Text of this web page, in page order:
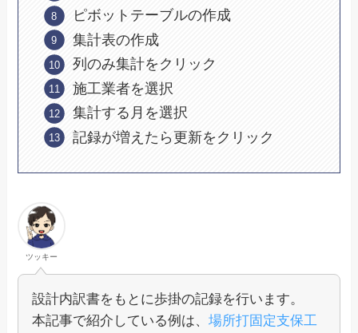
ピボットテーブルの作成
集計表の作成
列のみ集計をクリック
施工業者を選択
集計する月を選択
記録が増えたら更新をクリック
ツッキー
設計内訳書をもとに歩掛の記録を行います。
本記事で紹介している例は、場所打固定支保工